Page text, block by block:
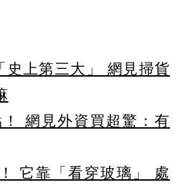
史上第三大」 網見掃貨
網見外資買超驚：有
它靠「看穿玻璃」 處